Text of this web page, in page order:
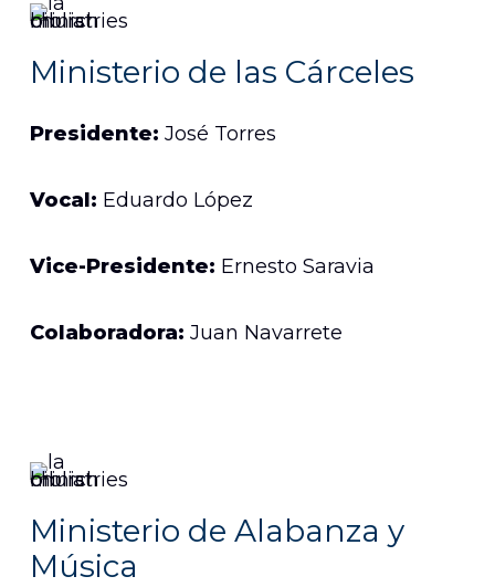
Ministerio de las Cárceles
Presidente: José Torres
Vocal: Eduardo López
Vice-Presidente: Ernesto Saravia
Colaboradora: Juan Navarrete
Ministerio de Alabanza y
Música